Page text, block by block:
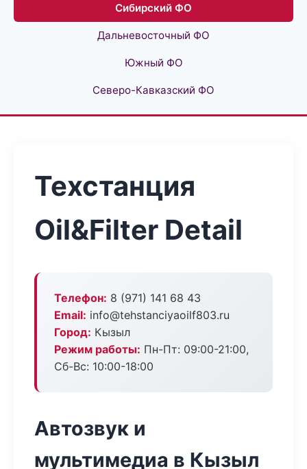
Сибирский ФО
Дальневосточный ФО
Южный ФО
Северо-Кавказский ФО
Техстанция
Oil&Filter Detail
Телефон: 8 (971) 141 68 43
Email: info@tehstanciyaoilf803.ru
Город: Кызыл
Режим работы: Пн-Пт: 09:00-21:00,
Сб-Вс: 10:00-18:00
Автозвук и
мультимедиа в Кызыл